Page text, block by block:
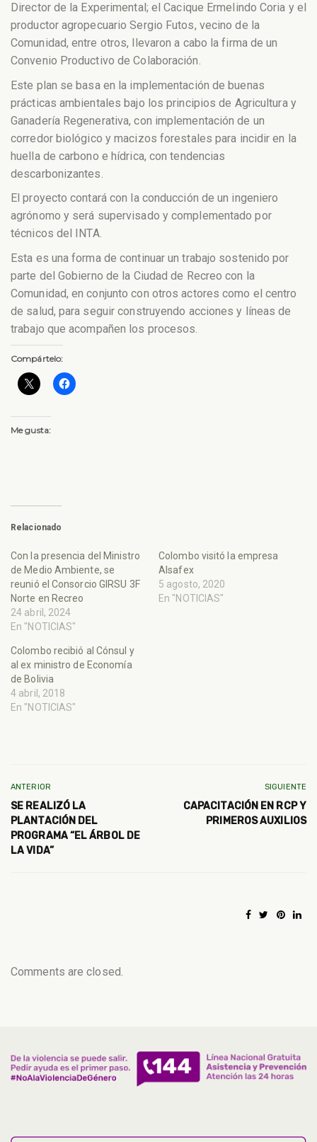
Director de la Experimental; el Cacique Ermelindo Coria y el
productor agropecuario Sergio Futos, vecino de la
Comunidad, entre otros, llevaron a cabo la firma de un
Convenio Productivo de Colaboración.
Este plan se basa en la implementación de buenas
prácticas ambientales bajo los principios de Agricultura y
Ganadería Regenerativa, con implementación de un
corredor biológico y macizos forestales para incidir en la
huella de carbono e hídrica, con tendencias
descarbonizantes.
El proyecto contará con la conducción de un ingeniero
agrónomo y será supervisado y complementado por
técnicos del INTA.
Esta es una forma de continuar un trabajo sostenido por
parte del Gobierno de la Ciudad de Recreo con la
Comunidad, en conjunto con otros actores como el centro
de salud, para seguir construyendo acciones y líneas de
trabajo que acompañen los procesos.
Compártelo:
Me gusta:
Relacionado
Con la presencia del Ministro
de Medio Ambiente, se
reunió el Consorcio GIRSU 3F
Norte en Recreo
24 abril, 2024
En "NOTICIAS"
Colombo visitó la empresa
Alsafex
5 agosto, 2020
En "NOTICIAS"
Colombo recibió al Cónsul y
al ex ministro de Economía
de Bolivia
4 abril, 2018
En "NOTICIAS"
ANTERIOR
SE REALIZÓ LA
PLANTACIÓN DEL
PROGRAMA “EL ÁRBOL DE
LA VIDA”
SIGUIENTE
CAPACITACIÓN EN RCP Y
PRIMEROS AUXILIOS
Comments are closed.